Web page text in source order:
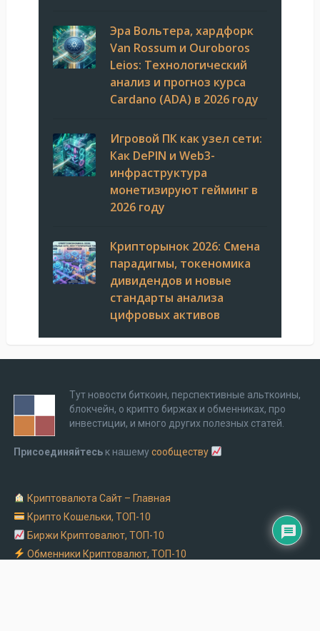
Эра Вольтера, хардфорк
Van Rossum и Ouroboros
Leios: Технологический
анализ и прогноз курса
Cardano (ADA) в 2026 году
Игровой ПК как узел сети:
Как DePIN и Web3-
инфраструктура
монетизируют гейминг в
2026 году
Крипторынок 2026: Смена
парадигмы, токеномика
дивидендов и новые
стандарты анализа
цифровых активов
Тут новости биткоин, перспективные альткоины,
блокчейн, о крипто биржах и обменниках, про
инвестиции, и много других полезных статей.
Присоединяйтесь к нашемусообществу
Криптовалюта Cайт – Главная
Крипто Кошельки, ТОП-10
Биржи Криптовалют, ТОП-10
Обменники Криптовалют, ТОП-10